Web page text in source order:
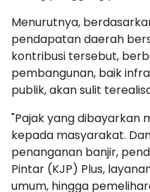
Menurutnya,
pendapatan daerah
kontribusi tersebut,
pembangunan, baik
publik, akan sulit
"Pajak yang dibayarkan
kepada masyarakat.
penanganan banjir,
Pintar (KJP) Plus,
umum, hingga